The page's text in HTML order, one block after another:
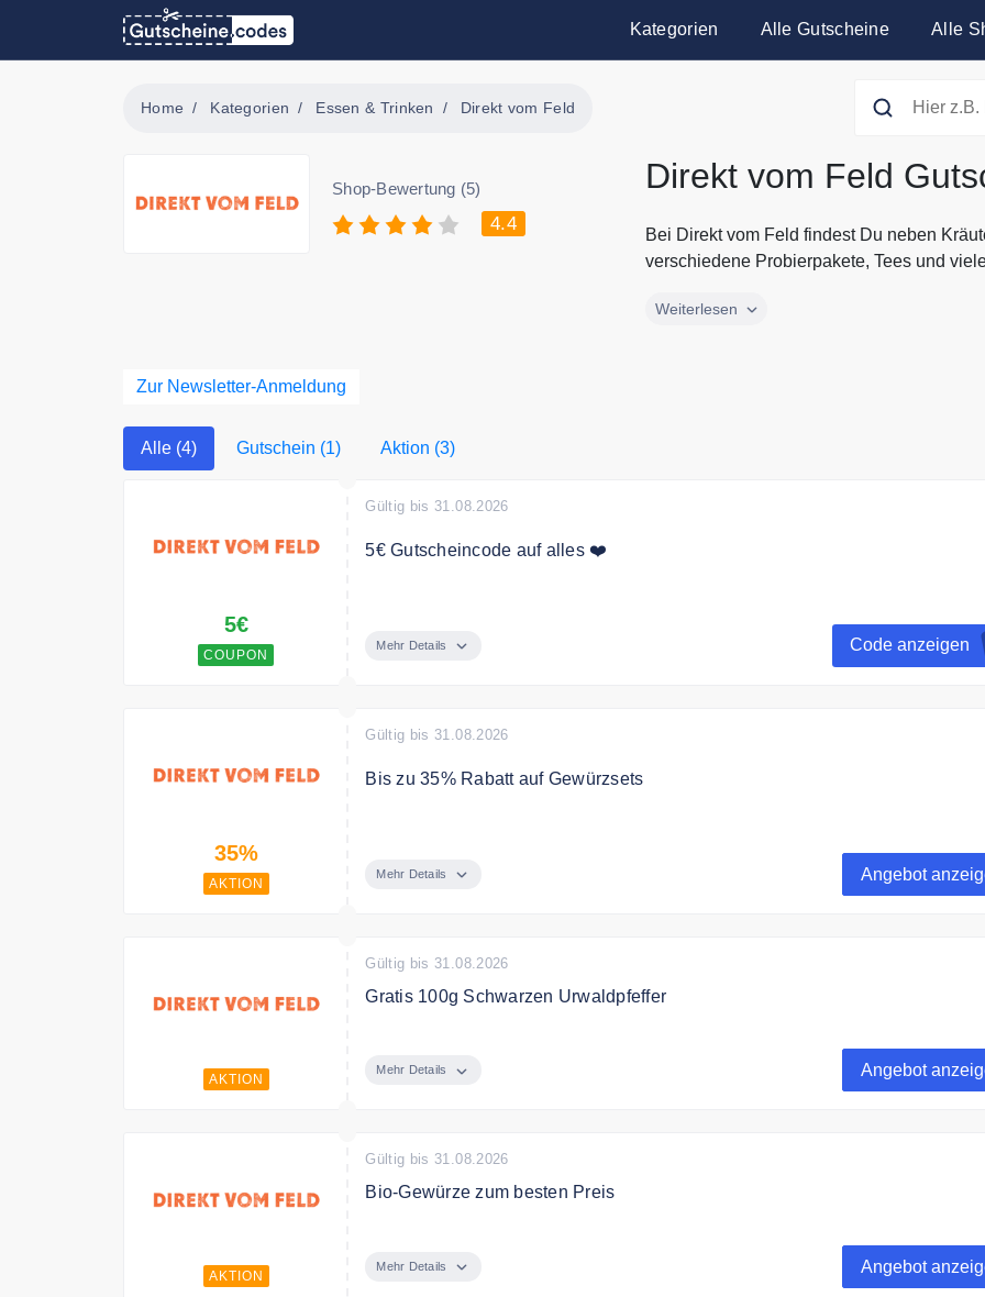
Kategorien Alle Gutscheine Alle
Home Kategorien Essen & Trinken Direkt vom Feld
Shop-Bewertung (5)
4.4
Direkt vom Feld
Bei Direkt vom Feld findest Du neben
verschiedene Probierpakete, Tees und
Bei Direkt vom Feld findest Du neben
Weiterlesen
Zur Newsletter-Anmeldung
Alle (4) Gutschein (1) Aktion (3)
5€
COUPON
Gültig bis 31.08.2026
5€ Gutscheincode auf alles ❤️
Bedingungen
Mehr Details Code anzeigen
35%
AKTION
Gültig bis 31.08.2026
Bis zu 35% Rabatt auf Gewürzsets
Mehr Details Angebot
AKTION
Gültig bis 31.08.2026
Gratis 100g Schwarzen Urwaldpfeffer
Mehr Details Angebot
AKTION
Gültig bis 31.08.2026
Bio-Gewürze zum besten Preis
Mehr Details Angebot